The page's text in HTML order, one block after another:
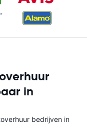
in
bedrijven in